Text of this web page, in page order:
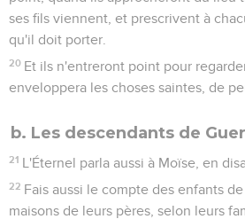
ses fils viennent, et prescrivent à
qu'il doit porter.
20 Et ils n'entreront point pour
enveloppera les choses saintes, de
b. Les descendants de
21 L'Éternel parla aussi à Moïse, en
22 Fais aussi le compte des enfants
maisons de leurs pères, selon leurs